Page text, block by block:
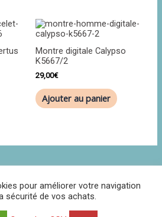
Montre digitale Calypso
K5667/2
29,00€
Ajouter au panier
pour améliorer votre navigation
sécurité de vos achats.